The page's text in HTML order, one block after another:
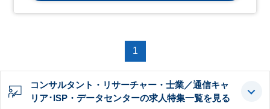
1
コンサルタント・リサーチャー・士業／通信キャ
リア･ISP・データセンターの求人特集一覧を見る